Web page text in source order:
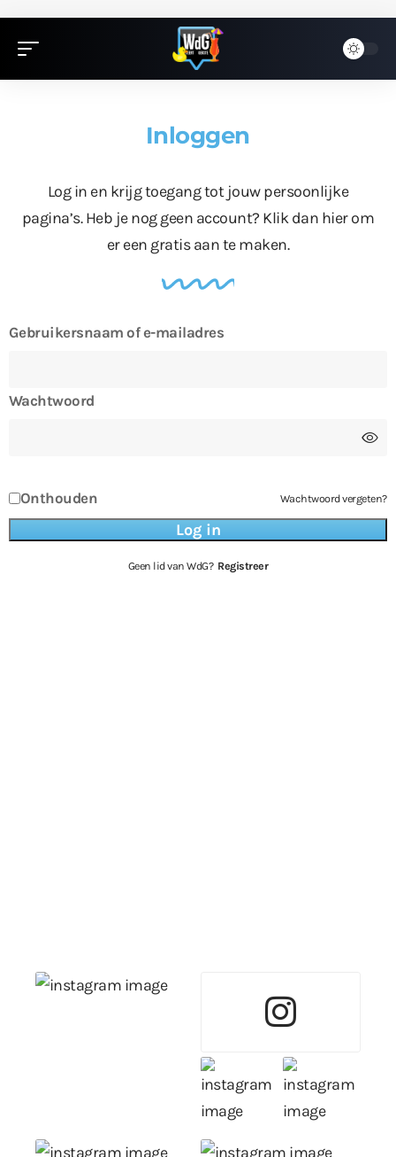
Inloggen
Log in en krijg toegang tot jouw persoonlijke
pagina’s. Heb je nog geen account? Klik dan hierom
er een gratis aan te maken.
Gebruikersnaam of e-mailadres
Wachtwoord
Onthouden Wachtwoord vergeten?
Geen lid van WdG? Registreer